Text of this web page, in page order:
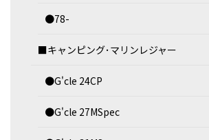
●78-
■キャンピング･マリンレジャー
●G'cle 24CP
●G'cle 27MSpec